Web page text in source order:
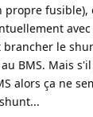
propre fusible),
brancher le
BMS. Mais
alors ça ne